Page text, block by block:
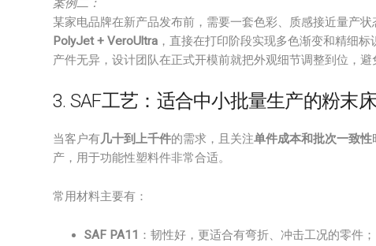
案例二：
某家电品牌在新产品发布前，需要一套色彩、质感接近量产
PolyJet + VeroUltra ，直接在打印阶段实现多色渐变和精细
产件无异，设计团队在正式开模前就把外观细节调整到位，避
3. SAF工艺：适合中小批量生产的粉末
当客户有几十到上千件的需求，且关注单件成本和批次一致性
产，用于功能性塑料件非常合适。
常用材料主要有：
SAF PA11 ：韧性好，更适合有弯折、冲击工况的零件；